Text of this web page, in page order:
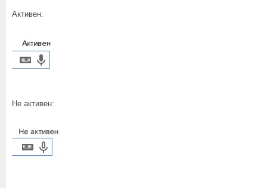
Активен:
Не активен: